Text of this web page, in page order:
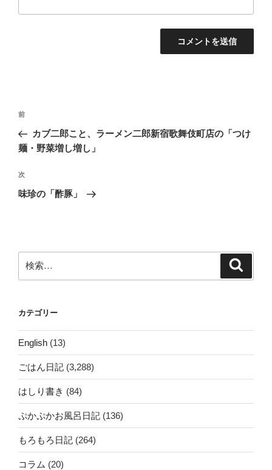
投
ナ
ゲ
ー
前
の
投
前
カブ二郎こと、ラーメン二郎新宿歌舞伎町店の「つけ
麺・野菜増し増し」
次
の
次
味珍の「酢豚」
索:
カテゴリー
English (13)
ごはん日記 (3,288)
はしり書き (84)
ぷかぷかお風呂日記 (136)
もろもろ日記 (264)
コラム (20)